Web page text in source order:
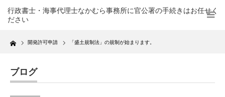
行政書士・海事代理士なかむら事務所に官公署の手続きはお任せく
ださい
Home 開発許可申請 「盛土規制法」の規制が始まります。
ブログ